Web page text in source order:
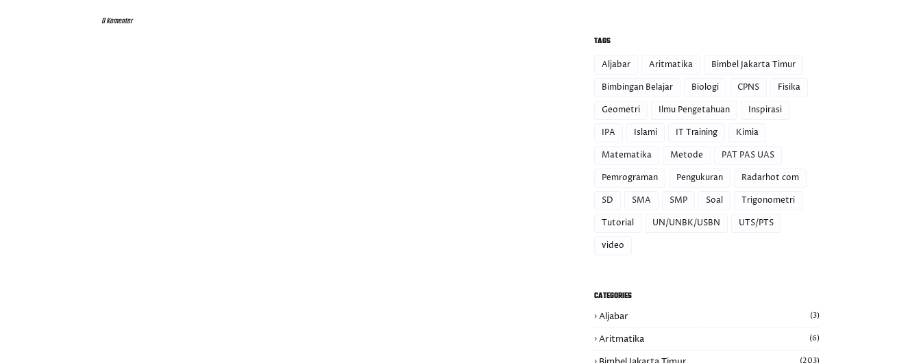
0 Komentar
TAGS
Aljabar
Aritmatika
Bimbel Jakarta Timur
Bimbingan Belajar
Biologi CPNS
Fisika
Geometri
Ilmu Pengetahuan
Inspirasi
IPA
Islami IT Training
Kimia
Matematika
Metode
PAT PAS UAS
Pemrograman
Pengukuran
Radarhot com
SD
SMA SMP Soal
Trigonometri
Tutorial
UN/UNBK/USBN
UTS/PTS
video
CATEGORIES
Aljabar (3)
Aritmatika (6)
(203)